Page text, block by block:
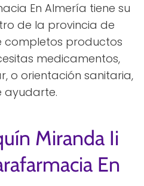
En Almería tiene su
de la provincia de
completos productos
medicamentos,
o orientación sanitaria,
ayudarte.
Miranda Ii
En